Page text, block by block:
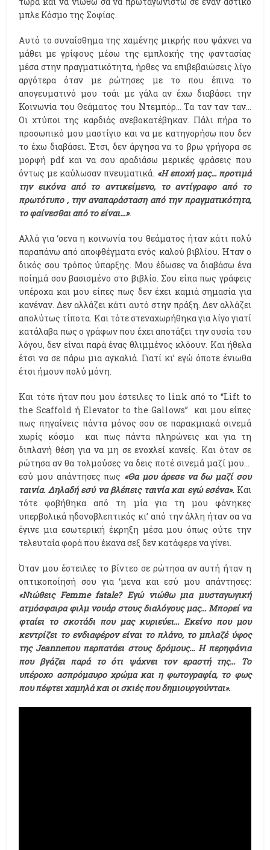
μπλε Κόσμο της Σοφίας.
Αυτό το συναίσθημα της χαμένης μικρής που ψάχνει να
μάθει με γρίφους μέσω της εμπλοκής της φαντασίας
μέσα στην πραγματικότητα, ήρθες να επιβεβαιώσεις λίγο
αργότερα όταν με ρώτησες με το που έπινα το
απογευματινό μου τσάι με γάλα αν έχω διαβάσει την
Κοινωνία του Θεάματος του Ντεμπόρ… Τα ταν ταν ταν...
Οι χτύποι της καρδιάς ανεβοκατέβηκαν. Πάλι πήρα το
προσωπικό μου μαστίγιο και να με κατηγορήσω που δεν
το έχω διαβάσει. Έτσι, δεν άργησα να το βρω γρήγορα σε
μορφή pdf και να σου αραδιάσω μερικές φράσεις που
όντως με καύλωσαν πνευματικά. «Η εποχή μας... προτιμά
την εικόνα από το αντικείμενο, το αντίγραφο από το
πρωτότυπο , την αναπαράσταση από την πραγματικότητα,
το φαίνεσθαι από το είναι…».
Αλλά για ‘σενα η κοινωνία του θεάματος ήταν κάτι πολύ
παραπάνω από αποφθέγματα ενός καλού βιβλίου. Ήταν ο
δικός σου τρόπος ύπαρξης. Μου έδωσες να διαβάσω ένα
ποίημά σου βασισμένο στο βιβλίο. Σου είπα πως γράφεις
υπέροχα και μου είπες πως δεν έχει καμιά σημασία για
κανέναν. Δεν αλλάζει κάτι αυτό στην πράξη. Δεν αλλάζει
απολύτως τίποτα. Και τότε στεναχωρήθηκα για λίγο γιατί
κατάλαβα πως ο γράφων που έχει αποτάξει την ουσία του
λόγου, δεν είναι παρά ένας θλιμμένος κλόουν. Και ήθελα
έτσι να σε πάρω μια αγκαλιά. Γιατί κι’ εγώ όποτε ένιωθα
έτσι ήμουν πολύ μόνη.
Και τότε ήταν που μου έστειλες το link από το “Lift to
the Scaffold ή Elevator to the Gallows” και μου είπες
πως πηγαίνεις πάντα μόνος σου σε παρακμιακά σινεμά
χωρίς κόσμο και πως πάντα πληρώνεις και για τη
διπλανή θέση για να μη σε ενοχλεί κανείς. Και όταν σε
ρώτησα αν θα τολμούσες να δεις ποτέ σινεμά μαζί μου...
εσύ μου απάντησες πως «Θα μου άρεσε να δω μαζί σου
ταινία. Δηλαδή εσύ να βλέπεις ταινία και εγώ εσένα». Και
τότε φοβήθηκα από τη μία για τη μου φάνηκες
υπερβολικά ηδονοβλεπτικός κι’ από την άλλη ήταν σα να
έγινε μια εσωτερική έκρηξη μέσα μου όπως ούτε την
τελευταία φορά που έκανα σεξ δεν κατάφερε να γίνει.
Όταν μου έστειλες το βίντεο σε ρώτησα αν αυτή ήταν η
οπτικοποίησή σου για ‘μενα και εσύ μου απάντησες:
«Νιώθεις Femme fatale? Εγώ νιώθω μια μυσταγωγική
ατμόσφαιρα φιλμ νουάρ στους διαλόγους μας... Μπορεί να
φταίει το σκοτάδι που μας κυριεύει... Εκείνο που μου
κεντρίζει το ενδιαφέρον είναι το πλάνο, το μπλαζέ ύφος
της Jeanneπου περπατάει στους δρόμους... Η περηφάνια
που βγάζει παρά το ότι ψάχνει τον εραστή της... Το
υπέροχο ασπρόμαυρο χρώμα και η φωτογραφία, το φως
που πέφτει χαμηλά και οι σκιές που δημιουργούνται».